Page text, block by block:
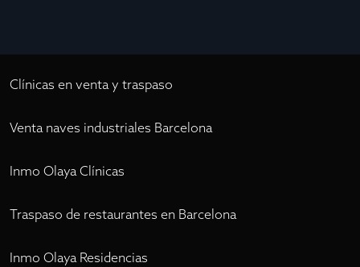
Clínicas en venta y traspaso
Venta naves industriales Barcelona
Inmo Olaya Clínicas
Traspaso de restaurantes en Barcelona
Inmo Olaya Residencias